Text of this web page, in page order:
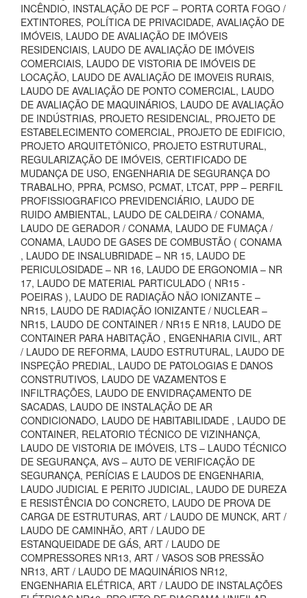
INCÊNDIO, INSTALAÇÃO DE PCF – PORTA CORTA FOGO /
EXTINTORES, POLÍTICA DE PRIVACIDADE, AVALIAÇÃO DE
IMÓVEIS, LAUDO DE AVALIAÇÃO DE IMÓVEIS
RESIDENCIAIS, LAUDO DE AVALIAÇÃO DE IMÓVEIS
COMERCIAIS, LAUDO DE VISTORIA DE IMÓVEIS DE
LOCAÇÃO, LAUDO DE AVALIAÇÃO DE IMOVEIS RURAIS,
LAUDO DE AVALIAÇÃO DE PONTO COMERCIAL, LAUDO
DE AVALIAÇÃO DE MAQUINÁRIOS, LAUDO DE AVALIAÇÃO
DE INDÚSTRIAS, PROJETO RESIDENCIAL, PROJETO DE
ESTABELECIMENTO COMERCIAL, PROJETO DE EDIFICIO,
PROJETO ARQUITETÔNICO, PROJETO ESTRUTURAL,
REGULARIZAÇÃO DE IMÓVEIS, CERTIFICADO DE
MUDANÇA DE USO, ENGENHARIA DE SEGURANÇA DO
TRABALHO, PPRA, PCMSO, PCMAT, LTCAT, PPP – PERFIL
PROFISSIOGRAFICO PREVIDENCIÁRIO, LAUDO DE
RUIDO AMBIENTAL, LAUDO DE CALDEIRA / CONAMA,
LAUDO DE GERADOR / CONAMA, LAUDO DE FUMAÇA /
CONAMA, LAUDO DE GASES DE COMBUSTÃO ( CONAMA
, LAUDO DE INSALUBRIDADE – NR 15, LAUDO DE
PERICULOSIDADE – NR 16, LAUDO DE ERGONOMIA – NR
17, LAUDO DE MATERIAL PARTICULADO ( NR15 -
POEIRAS ), LAUDO DE RADIAÇÃO NÃO IONIZANTE –
NR15, LAUDO DE RADIAÇÃO IONIZANTE / NUCLEAR –
NR15, LAUDO DE CONTAINER / NR15 E NR18, LAUDO DE
CONTAINER PARA HABITAÇÃO , ENGENHARIA CIVIL, ART
/ LAUDO DE REFORMA, LAUDO ESTRUTURAL, LAUDO DE
INSPEÇÃO PREDIAL, LAUDO DE PATOLOGIAS E DANOS
CONSTRUTIVOS, LAUDO DE VAZAMENTOS E
INFILTRAÇÕES, LAUDO DE ENVIDRAÇAMENTO DE
SACADAS, LAUDO DE INSTALAÇÃO DE AR
CONDICIONADO, LAUDO DE HABITABILIDADE , LAUDO DE
CONTAINER, RELATORIO TÉCNICO DE VIZINHANÇA,
LAUDO DE VISTORIA DE IMÓVEIS, LTS – LAUDO TÉCNICO
DE SEGURANÇA, AVS – AUTO DE VERIFICAÇÃO DE
SEGURANÇA, PERÍCIAS E LAUDOS DE ENGENHARIA,
LAUDO JUDICIAL E PERITO JUDICIAL, LAUDO DE DUREZA
E RESISTÊNCIA DO CONCRETO, LAUDO DE PROVA DE
CARGA DE ESTRUTURAS, ART / LAUDO DE MUNCK, ART /
LAUDO DE CAMINHÃO, ART / LAUDO DE
ESTANQUEIDADE DE GÁS, ART / LAUDO DE
COMPRESSORES NR13, ART / VASOS SOB PRESSÃO
NR13, ART / LAUDO DE MAQUINÁRIOS NR12,
ENGENHARIA ELÉTRICA, ART / LAUDO DE INSTALAÇÕES